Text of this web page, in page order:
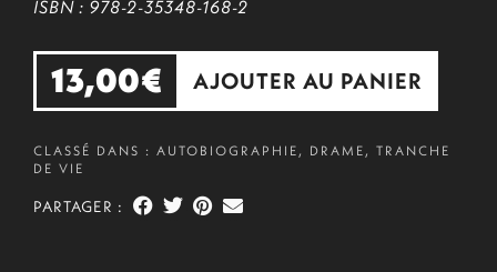
ISBN : 978-2-35348-168-2
13,00€ AJOUTER AU PANIER
CLASSÉ DANS : AUTOBIOGRAPHIE , DRAME , TRANCHE
DE VIE
PARTAGER :